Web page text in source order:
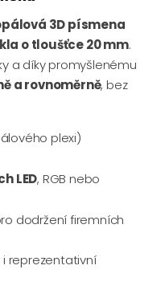
3D písmena
o tloušťce 20 mm.
a díky promyšlenému
a rovnoměrně, bez
plexi)
LED, RGB nebo
dodržení firemních
reprezentativní